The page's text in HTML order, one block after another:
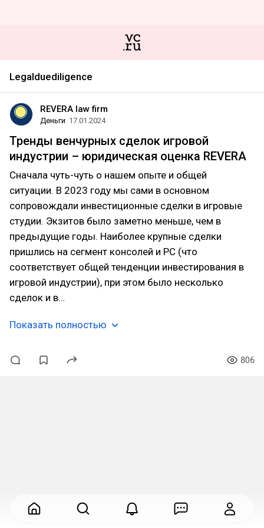
Legalduediligence
REVERA law firm
Деньги 17.01.2024
Тренды венчурных сделок игровой
индустрии – юридическая оценка REVERA
Сначала чуть-чуть о нашем опыте и общей
ситуации. В 2023 году мы сами в основном
сопровождали инвестиционные сделки в игровые
студии. Экзитов было заметно меньше, чем в
предыдущие годы. Наиболее крупные сделки
пришлись на сегмент консолей и PC (что
соответствует общей тенденции инвестирования в
игровой индустрии), при этом было несколько
сделок и в…
Показать полностью
806